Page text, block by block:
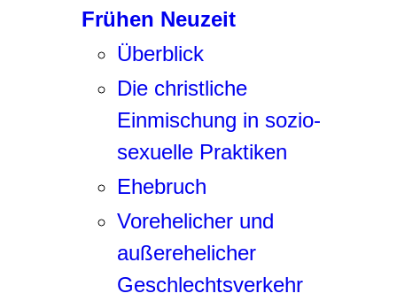
Frühen Neuzeit
Überblick
Die christliche
Einmischung in sozio-
sexuelle Praktiken
Ehebruch
Vorehelicher und
außerehelicher
Geschlechtsverkehr